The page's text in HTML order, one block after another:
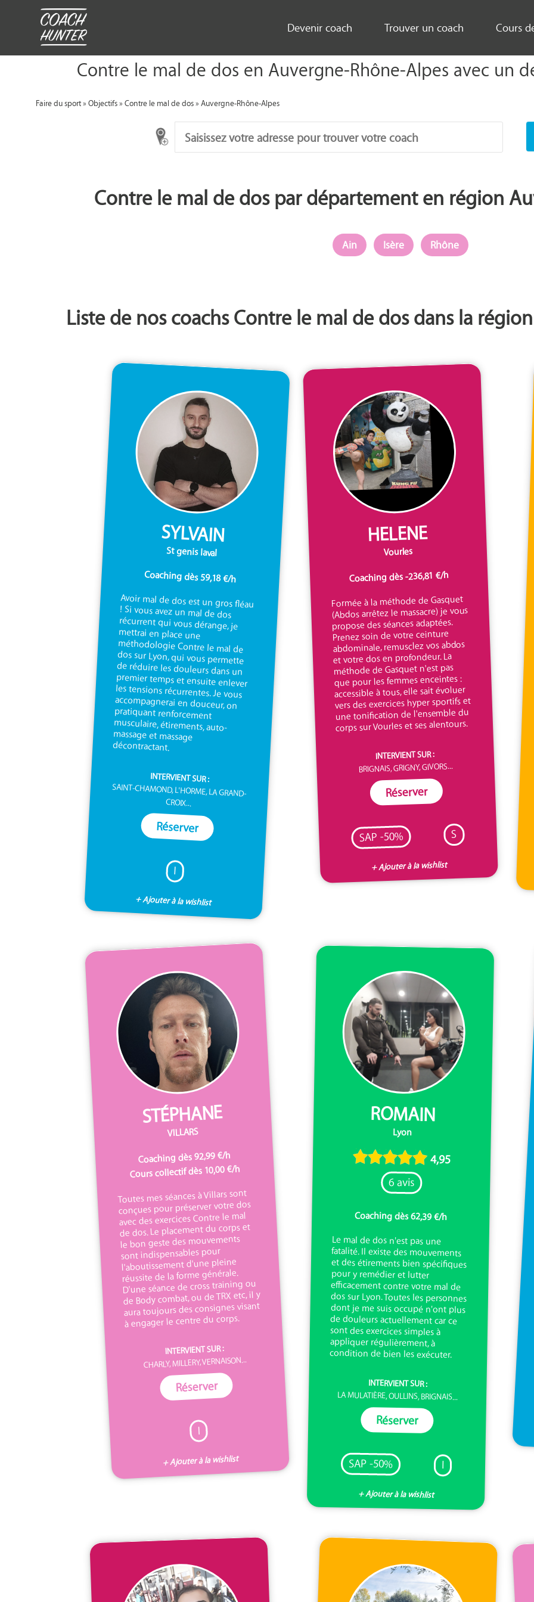
Devenir coach Trouver un coach Cours
Contre le mal de dos en Auvergne-Rhône-Alpes avec un
Faire du sport»Objectifs»Contre le mal de dos»Auvergne-Rhône-Alpes
Contre le mal de dos par département en région
Ain Isère Rhône
Liste de nos coachs Contre le mal de dos dans la
SYLVAIN
St genis laval
Coaching dès 59,18 €/h
Avoir mal de dos est un gros fléau
! Si vous avez un mal de dos
récurrent qui vous dérange, je
mettrai en place une
méthodologie Contre le mal de
dos sur Lyon, qui vous permette
de réduire les douleurs dans un
premier temps et ensuite enlever
les tensions récurrentes. Je vous
accompagnerai en douceur, on
pratiquant renforcement
musculaire, étirements, auto-
massage et massage
décontractant.
INTERVIENT SUR :
SAINT-CHAMOND, L'HORME, LA GRAND-
CROIX...
Réserver
I
+ Ajouter à la wishlist
HELENE
Vourles
Coaching dès -236,81 €/h
Formée à la méthode de Gasquet
(Abdos arrêtez le massacre) je vous
propose des séances adaptées.
Prenez soin de votre ceinture
abdominale, remusclez vos abdos
et votre dos en profondeur. La
méthode de Gasquet n'est pas
que pour les femmes enceintes :
accessible à tous, elle sait évoluer
vers des exercices hyper sportifs et
une tonification de l'ensemble du
corps sur Vourles et ses alentours.
INTERVIENT SUR :
BRIGNAIS, GRIGNY, GIVORS...
Réserver
SAP -50% S
+ Ajouter à la wishlist
STÉPHANE
VILLARS
Coaching dès 92,99 €/h
Cours collectif dès 10,00 €/h
Toutes mes séances à Villars sont
conçues pour préserver votre dos
avec des exercices Contre le mal
de dos. Le placement du corps et
le bon geste des mouvements
sont indispensables pour
l'aboutissement d'une pleine
réussite de la forme générale.
D'une séance de cross training ou
de Body combat, ou de TRX etc, il y
aura toujours des consignes visant
à engager le centre du corps.
INTERVIENT SUR :
CHARLY, MILLERY, VERNAISON...
Réserver
I
+ Ajouter à la wishlist
ROMAIN
Lyon
4,95
6 avis
Coaching dès 62,39 €/h
Le mal de dos n'est pas une
fatalité. Il existe des mouvements
et des étirements bien spécifiques
pour y remédier et lutter
efficacement contre votre mal de
dos sur Lyon. Toutes les personnes
dont je me suis occupé n'ont plus
de douleurs actuellement car ce
sont des exercices simples à
appliquer régulièrement, à
condition de bien les exécuter.
INTERVIENT SUR :
LA MULATIÈRE, OULLINS, BRIGNAIS...
Réserver
SAP -50% I
+ Ajouter à la wishlist